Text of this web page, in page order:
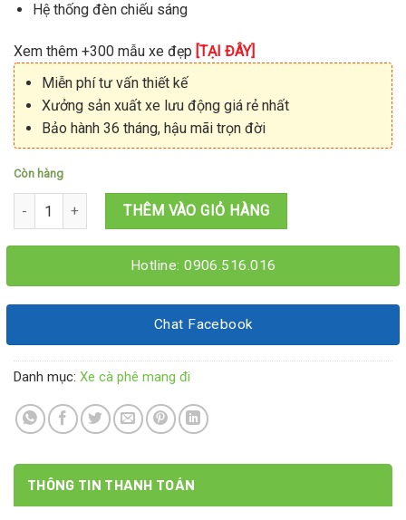
Hệ thống đèn chiếu sáng
Xem thêm +300 mẫu xe đẹp [TẠI ĐÂY]
Miễn phí tư vấn thiết kế
Xưởng sản xuất xe lưu động giá rẻ nhất
Bảo hành 36 tháng, hậu mãi trọn đời
Còn hàng
Xe cafe muối 1M5x60x1M95 số lượng
THÊM VÀO GIỎ HÀNG
Hotline: 0906.516.016
Chat Facebook
Danh mục: Xe cà phê mang đi
THÔNG TIN THANH TOÁN